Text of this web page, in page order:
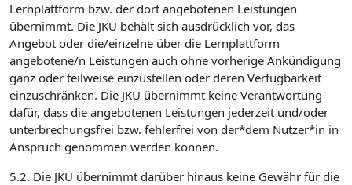
Lernplattform bzw. der dort angebotenen Leistungen
übernimmt. Die JKU behält sich ausdrücklich vor, das
Angebot oder die/einzelne über die Lernplattform
angebotene/n Leistungen auch ohne vorherige Ankündigung
ganz oder teilweise einzustellen oder deren Verfügbarkeit
einzuschränken. Die JKU übernimmt keine Verantwortung
dafür, dass die angebotenen Leistungen jederzeit und/oder
unterbrechungsfrei bzw. fehlerfrei von der*dem Nutzer*in in
Anspruch genommen werden können.
5.2. Die JKU übernimmt darüber hinaus keine Gewähr für die